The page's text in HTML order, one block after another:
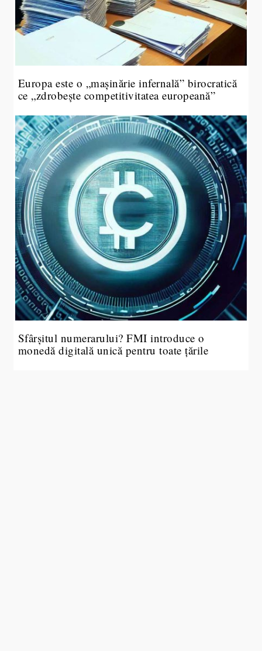
Europa este o „mașinărie infernală” birocratică
ce „zdrobește competitivitatea europeană”
Sfârșitul numerarului? FMI introduce o
monedă digitală unică pentru toate țările